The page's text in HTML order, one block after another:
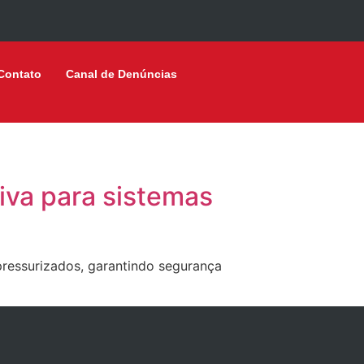
Canal de Denúncias
para sistemas
garantindo segurança